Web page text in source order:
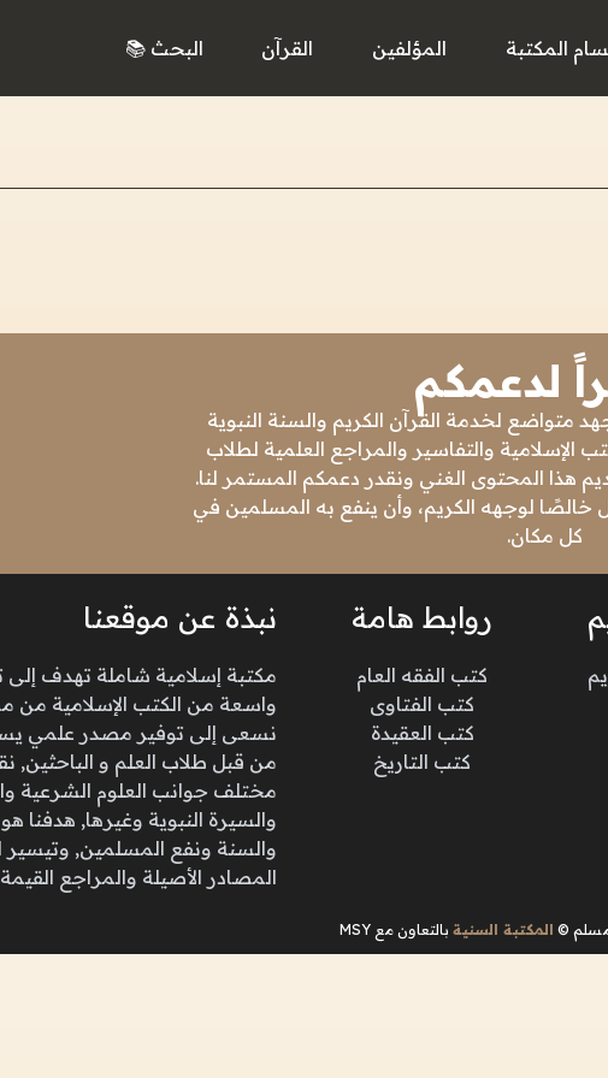
المكتبة المؤلفين القرآن البحث 📚
لدعمكم
متواضع لخدمة القرآن الكريم والسنة النبوية
الإسلامية والتفاسير والمراجع العلمية لطلاب
هذا المحتوى الغني ونقدر دعمكم المستمر لنا.
خالصًا لوجهه الكريم، وأن ينفع به المسلمين في
كل مكان.
روابط هامة
كتب الفقه العام
كتب الفتاوى
كتب العقيدة
كتب التاريخ
نبذة عن موقعنا
مكتبة إسلامية شاملة تهدف
واسعة من الكتب الإسلامية من
نسعى إلى توفير مصدر علمي
من قبل طلاب العلم و الباحثين,
مختلف جوانب العلوم الشرعية
والسيرة النبوية وغيرها, هدفنا
والسنة ونفع المسلمين, وتيسير
المصادر الأصيلة والمراجع
© المكتبة السنية بالتعاون مع MSY